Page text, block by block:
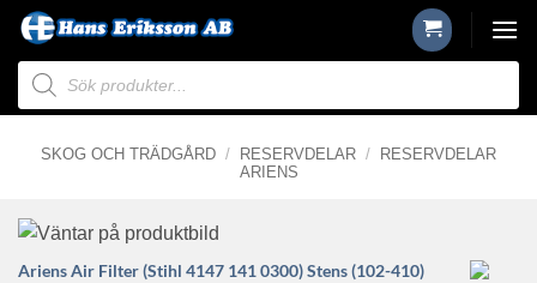
Skip
content
Produktsökning
SKOG OCH TRÄDGÅRD / RESERVDELAR /
RESERVDELAR
ARIENS
Ariens Air Filter (Stihl 4147 141 0300) Stens (102-410)